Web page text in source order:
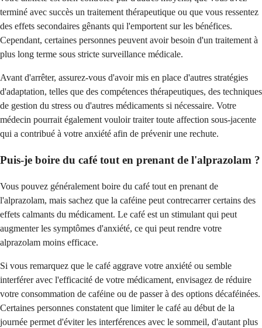
terminé avec succès un traitement thérapeutique ou que vous ressentez
des effets secondaires gênants qui l'emportent sur les bénéfices.
Cependant, certaines personnes peuvent avoir besoin d'un traitement à
plus long terme sous stricte surveillance médicale.
Avant d'arrêter, assurez-vous d'avoir mis en place d'autres stratégies
d'adaptation, telles que des compétences thérapeutiques, des techniques
de gestion du stress ou d'autres médicaments si nécessaire. Votre
médecin pourrait également vouloir traiter toute affection sous-jacente
qui a contribué à votre anxiété afin de prévenir une rechute.
Puis-je boire du café tout en prenant de l'alprazolam ?
Vous pouvez généralement boire du café tout en prenant de
l'alprazolam, mais sachez que la caféine peut contrecarrer certains des
effets calmants du médicament. Le café est un stimulant qui peut
augmenter les symptômes d'anxiété, ce qui peut rendre votre
alprazolam moins efficace.
Si vous remarquez que le café aggrave votre anxiété ou semble
interférer avec l'efficacité de votre médicament, envisagez de réduire
votre consommation de caféine ou de passer à des options décaféinées.
Certaines personnes constatent que limiter le café au début de la
journée permet d'éviter les interférences avec le sommeil, d'autant plus